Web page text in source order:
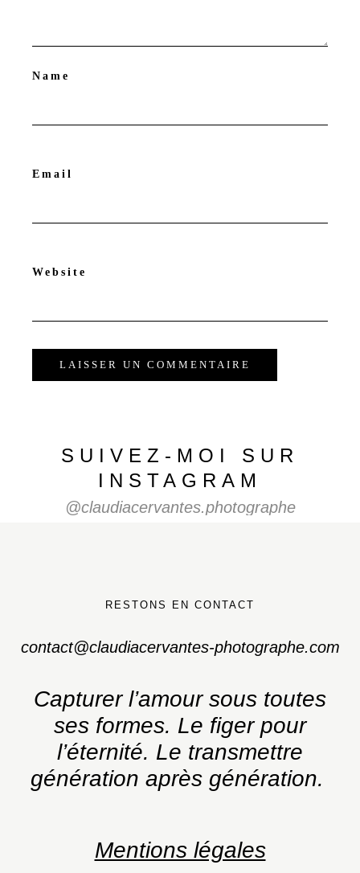
Name
Email
Website
SUIVEZ-MOI SUR
INSTAGRAM
@claudiacervantes.photographe
RESTONS EN CONTACT
contact@claudiacervantes-photographe.com
Capturer l’amour sous toutes
ses formes. Le figer pour
l’éternité. Le transmettre
génération après génération.
Mentions légales